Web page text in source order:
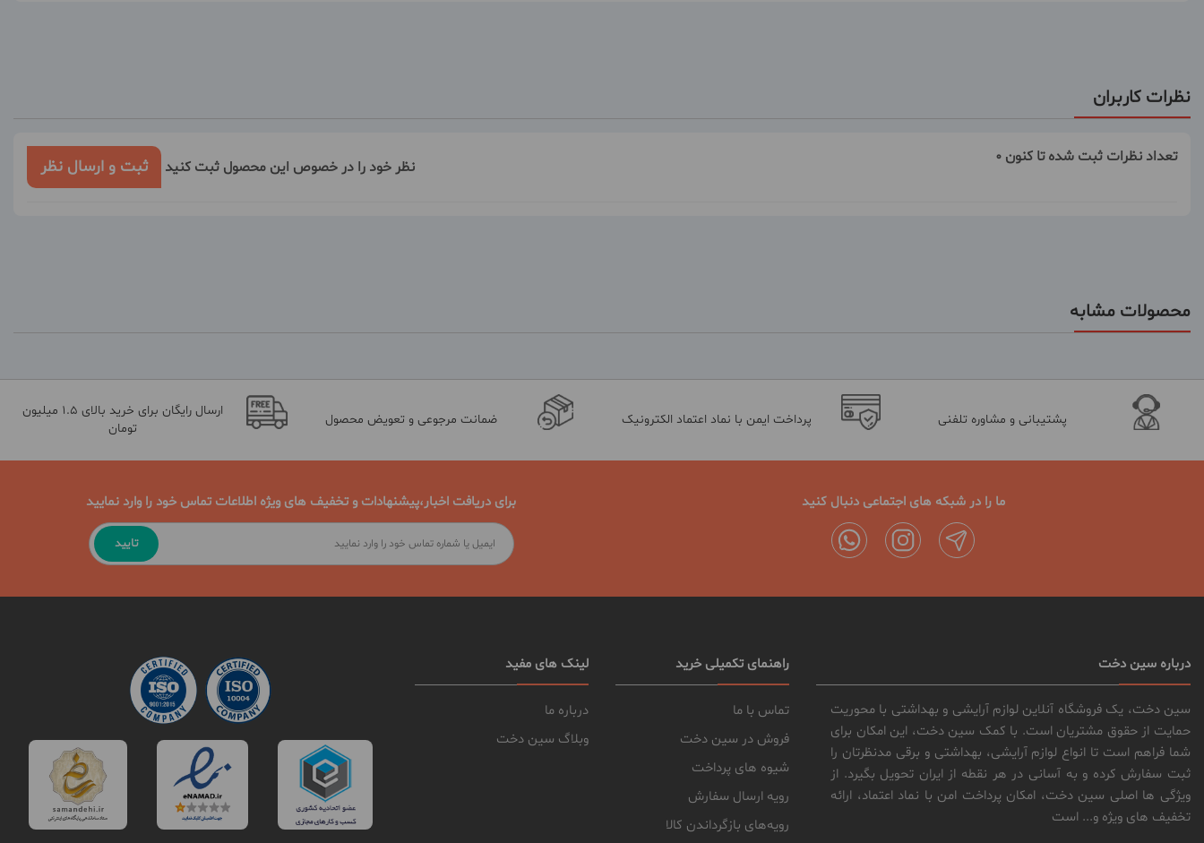
نظرات کاربران
تعداد نظرات ثبت شده تا کنون 0
نظر خود را در خصوص این محصول ثبت کنید ثبت و ارسال نظر
محصولات مشابه
پشتیبانی و مشاوره تلفنی پرداخت ایمن با نماد اعتماد الکترونیک ضمانت مرجوعی و تعویض محصول
ارسال رایگان برای خرید بالای 1.5 میلیون
تومان
ما را در شبکه های اجتماعی دنبال کنید برای دریافت اخبار،پیشنهادات و تخفیف های ویژه اطلاعات تماس خود را وارد نمایید
تایید
درباره سین دخت
سین دخت، یک فروشگاه آنلاین لوازم آرایشی و بهداشتی با محوریت
حمایت از حقوق مشتریان است. با کمک سین دخت، این امکان برای
شما فراهم است تا انواع لوازم آرایشی، بهداشتی و برقی مدنظرتان را
ثبت سفارش کرده و به آسانی در هر نقطه از ایران تحویل بگیرد. از
ویژگی ها اصلی سین دخت، امکان پرداخت امن با نماد اعتماد، ارائه
تخفیف های ویژه و... است
راهنمای تکمیلی خرید
تماس با ما
فروش در سین دخت
شیوه های پرداخت
رویه ارسال سفارش
رویه‌های بازگرداندن کالا
لینک های مفید
درباره ما
وبلاگ سین دخت